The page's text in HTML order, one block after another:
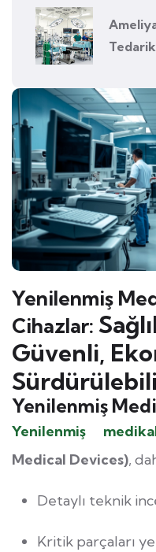
Yenilenmiş
Cihazlar:
Güvenli,
Yenilenmiş
Yenilenmiş
Medical Devices),
Detaylı teknik
Kritik parçaları